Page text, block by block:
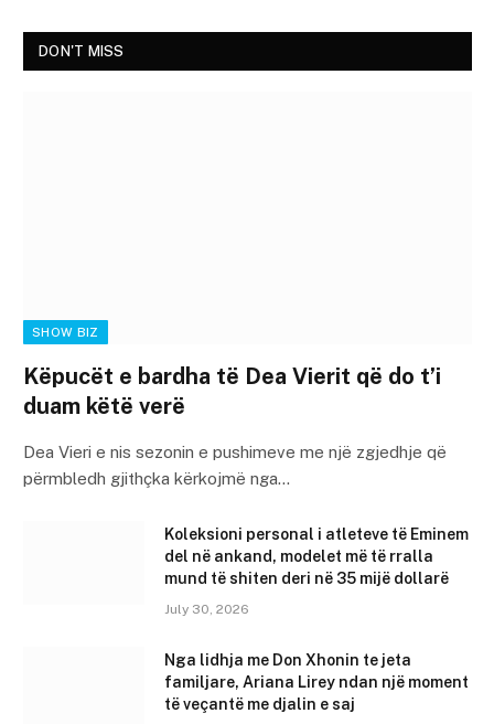
DON'T MISS
SHOW BIZ
Këpucët e bardha të Dea Vierit që do t’i
duam këtë verë
Dea Vieri e nis sezonin e pushimeve me një zgjedhje që
përmbledh gjithçka kërkojmë nga…
Koleksioni personal i atleteve të Eminem
del në ankand, modelet më të rralla
mund të shiten deri në 35 mijë dollarë
July 30, 2026
Nga lidhja me Don Xhonin te jeta
familjare, Ariana Lirey ndan një moment
të veçantë me djalin e saj